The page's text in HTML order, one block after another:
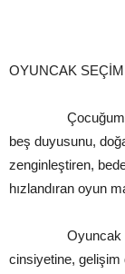
OYUNCAK
Çocuğumuzun
beş duyusunu,
zenginleştiren,
hızlandıran oyun
Oyuncak
cinsiyetine, gelişim